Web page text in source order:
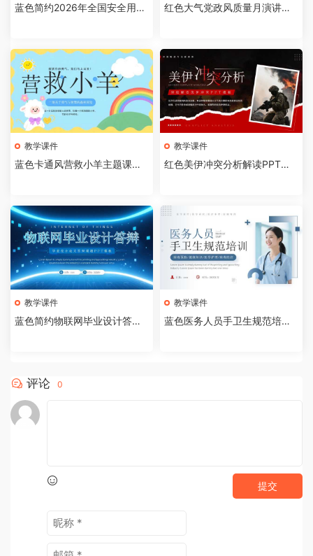
蓝色简约2026年全国安全用药
红色大气党政风质量月演讲比
教学课件
蓝色卡通风营救小羊主题课件P
教学课件
红色美伊冲突分析解读PPT模
教学课件
蓝色简约物联网毕业设计答辩P
教学课件
蓝色医务人员手卫生规范培训
评论 0
提交